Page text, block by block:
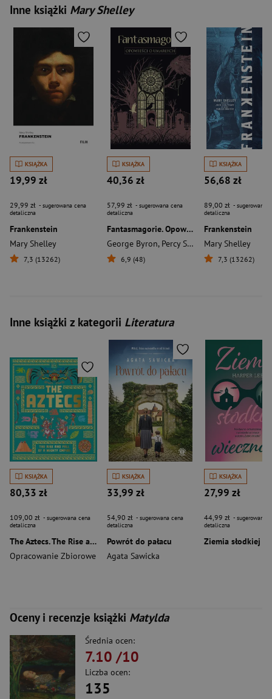
Inne książki Mary Shelley
KSIĄŻKA
19,99 zł
29,99 zł - sugerowana cena
detaliczna
Frankenstein
Mary Shelley
7,3 (13262)
KSIĄŻKA
40,36 zł
57,99 zł - sugerowana cena
detaliczna
Fantasmagorie. Opowieści o umarłych
George Byron, Percy Shelley ,Mary Shelley
6,9 (48)
KSIĄŻKA
56,68 zł
89,00 zł - sugerowana
detaliczna
Frankenstein
Mary Shelley
7,3 (13262)
Inne książki z kategorii Literatura
KSIĄŻKA
80,33 zł
109,00 zł - sugerowana cena
detaliczna
The Aztecs. The Rise and Fall of a Mighty Empire
Opracowanie Zbiorowe
KSIĄŻKA
33,99 zł
54,90 zł - sugerowana cena
detaliczna
Powrót do pałacu
Agata Sawicka
KSIĄŻKA
27,99 zł
44,99 zł - sugerowana
detaliczna
Oceny i recenzje książki Matylda
Średnia ocen:
7.10 /10
Liczba ocen:
135